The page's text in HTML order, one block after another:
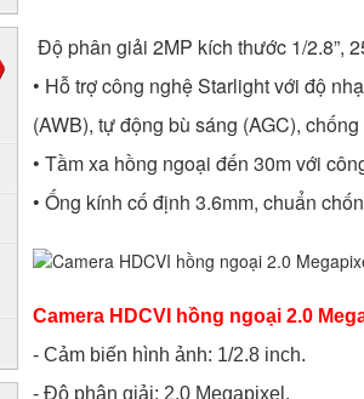
Độ phân giải 2MP kích thước 1/2.8”,
• Hỗ trợ công nghệ Starlight với độ
(AWB), tự động bù sáng (AGC),
• Tầm xa hồng ngoại đến 30m với
• Ống kính cố định 3.6mm, chuẩn
Camera HDCVI hồng ngoại 2.0
- Cảm biến hình ảnh: 1/2.8 inch.
- Độ phân giải: 2.0 Megapixel.